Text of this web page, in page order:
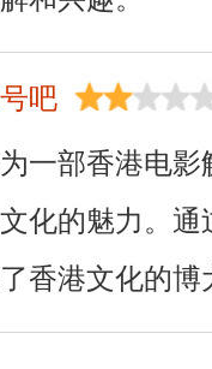
吧
一部香港电影
化的魅力。通
香港文化的博